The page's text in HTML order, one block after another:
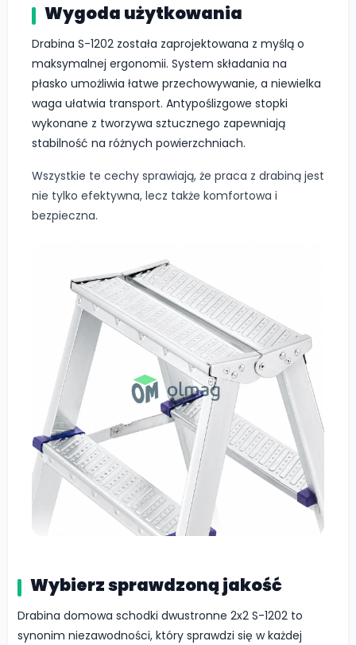
Wygoda użytkowania
Drabina S-1202 została zaprojektowana z myślą o
maksymalnej ergonomii. System składania na
płasko umożliwia łatwe przechowywanie, a niewielka
waga ułatwia transport. Antypoślizgowe stopki
wykonane z tworzywa sztucznego zapewniają
stabilność na różnych powierzchniach.
Wszystkie te cechy sprawiają, że praca z drabiną jest
nie tylko efektywna, lecz także komfortowa i
bezpieczna.
Wybierz sprawdzoną jakość
Drabina domowa schodki dwustronne 2x2 S-1202 to
synonim niezawodności, który sprawdzi się w każdej